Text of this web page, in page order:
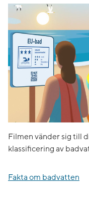
Filmen vänder sig till
klassificering av
Fakta om badvatten